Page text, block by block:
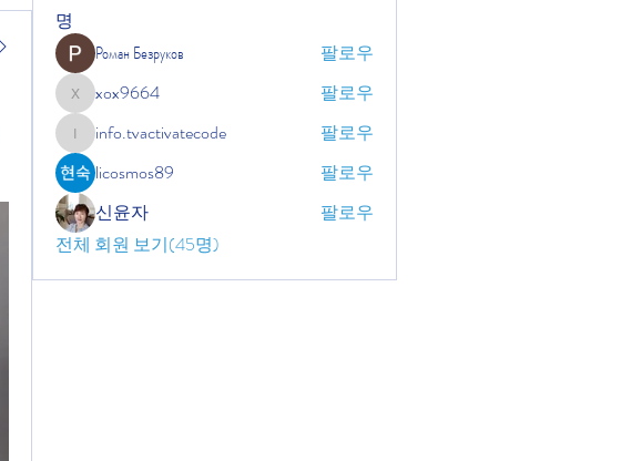
명
Роман Безруков
팔로우
xox9664
xox9664 팔로우
info.tvactivatecode
info.tvactivatecode
팔로우
licosmos89
팔로우
신윤자
팔로우
전체 회원 보기(45명)